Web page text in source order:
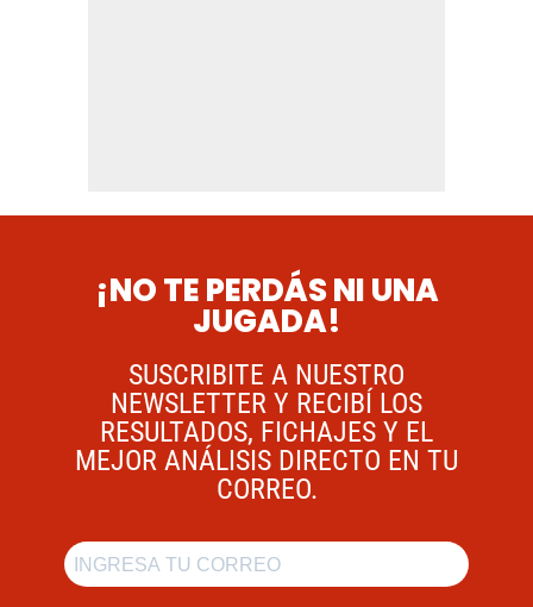
¡NO TE PERDÁS NI UNA
JUGADA!
SUSCRIBITE A NUESTRO
NEWSLETTER Y RECIBÍ LOS
RESULTADOS, FICHAJES Y EL
MEJOR ANÁLISIS DIRECTO EN TU
CORREO.